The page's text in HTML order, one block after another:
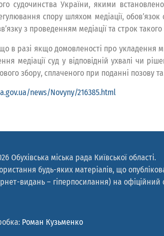
судочинства України, якими
спору шляхом медіації,
з проведенням медіації та строк
в разі якщо домовленості про укладення
медіації суд у відповідній ухвалі чи
збору, сплаченого при поданні позову
news/Novyny/216385.html
Обухівська міська рада Київської області.
будь-яких матеріалів, що
видань – гіперпосилання) на офіційний
Роман Кузьменко